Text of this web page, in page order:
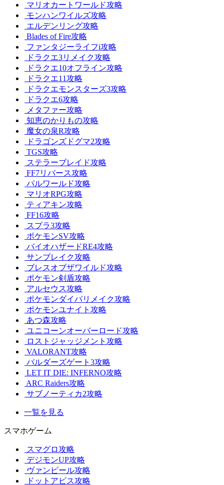
マリオカートワールド攻略
モンハンワイルズ攻略
エルデンリング攻略
Blades of Fire攻略
ファンタジーライフi攻略
ドラクエ3リメイク攻略
ドラクエ10オフライン攻略
ドラクエ11攻略
ドラクエモンスターズ3攻略
ドラクエ6攻略
メタファー攻略
知恵のかりもの攻略
魔女の泉R攻略
ドラゴンズドグマ2攻略
TGS攻略
ステラーブレイド攻略
FF7リバース攻略
パルワールド攻略
マリオRPG攻略
ティアキン攻略
FF16攻略
スプラ3攻略
ポケモンSV攻略
バイオハザードRE4攻略
サンブレイク攻略
ブレスオブザワイルド攻略
ポケモン剣盾攻略
アルセウス攻略
ポケモンダイパリメイク攻略
ポケモンユナイト攻略
あつ森攻略
ユニコーンオーバーロード攻略
ロストジャッジメント攻略
VALORANT攻略
バルダーズゲート3攻略
LET IT DIE: INFERNO攻略
ARC Raiders攻略
サブノーティカ2攻略
一覧を見る
スマホゲーム
スマグロ攻略
デジモンUP攻略
ヴァンピール攻略
ドットアビス攻略